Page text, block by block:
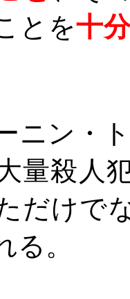
とを十
ニン・
量殺人
だけで
る。